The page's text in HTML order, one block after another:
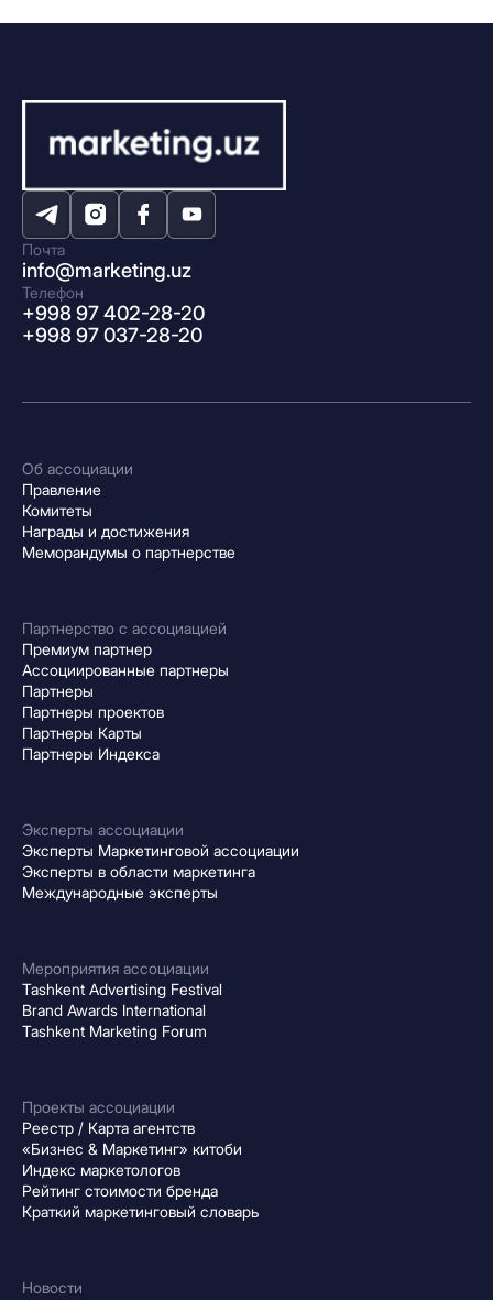
Почта
info@marketing.uz
Телефон
+998 97 402-28-20
+998 97 037-28-20
Об ассоциации
Правление
Комитеты
Награды и достижения
Меморандумы о партнерстве
Партнерство с ассоциацией
Премиум партнер
Ассоциированные партнеры
Партнеры
Партнеры проектов
Партнеры Карты
Партнеры Индекса
Эксперты ассоциации
Эксперты Маркетинговой ассоциации
Эксперты в области маркетинга
Международные эксперты
Мероприятия ассоциации
Tashkent Advertising Festival
Brand Awards International
Tashkent Marketing Forum
Проекты ассоциации
Реестр / Карта агентств
«Бизнес & Маркетинг» китоби
Индекс маркетологов
Рейтинг стоимости бренда
Краткий маркетинговый словарь
Новости